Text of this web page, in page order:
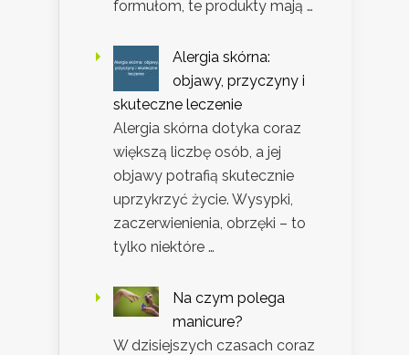
formułom, te produkty mają …
Alergia skórna:
objawy, przyczyny i
skuteczne leczenie
Alergia skórna dotyka coraz
większą liczbę osób, a jej
objawy potrafią skutecznie
uprzykrzyć życie. Wysypki,
zaczerwienienia, obrzęki – to
tylko niektóre …
Na czym polega
manicure?
W dzisiejszych czasach coraz